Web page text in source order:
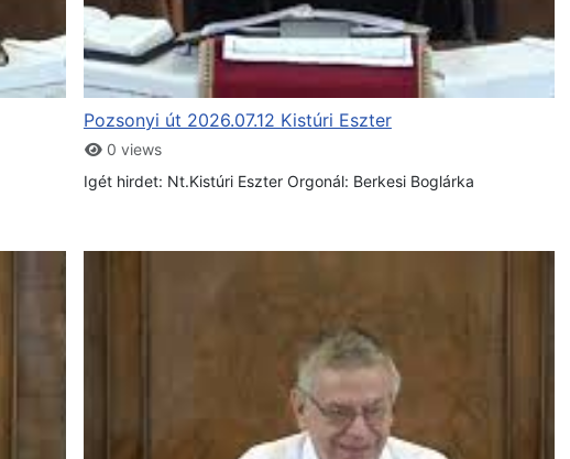
Pozsonyi út 2026.07.12 Kistúri Eszter
0 views
Igét hirdet: Nt.Kistúri Eszter Orgonál: Berkesi Boglárka